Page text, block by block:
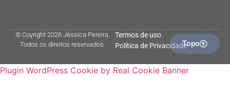
© Coyright 2026 Jéssica Pereira.
Todos os direitos reservados.
Termos de uso
Política de PrivacidadeTopo
Plugin WordPress Cookie by Real Cookie Banner